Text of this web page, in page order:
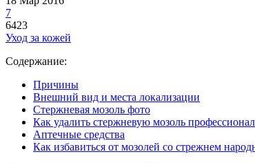
7
6423
Уход за кожей
Содержание:
Причины
Внешний вид и места локализации
Стержневая мозоль фото
Как удалить стержневую мозоль
Аптечные средства
Как избавиться от мозолей со стрежнем